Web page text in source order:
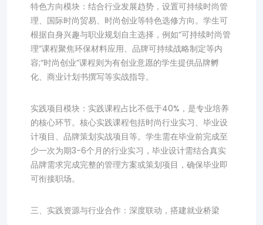
特色方向模块：结合行业发展趋势，设置可持续时尚管
理、国际时尚贸易、时尚创业等特色选修方向。学生可
根据自身兴趣与职业规划自主选择，例如“可持续时尚管
理”课程聚焦环保材料应用、品牌可持续战略制定等内
容;“时尚创业”课程则为有创业意愿的学生提供品牌孵
化、商业计划书撰写等实战指导。
实践项目模块：实践课程占比不低于40%，是专业培养
的核心环节。核心实践课程包括时尚行业实习、毕业设
计项目、品牌策划实战项目等。学生需在毕业前完成至
少一次为期3-6个月的行业实习，毕业设计需结合真实
品牌需求完成完整的管理方案或策划项目，确保毕业即
可衔接职场。
三、实践资源与行业合作：深度联动，搭建就业桥梁